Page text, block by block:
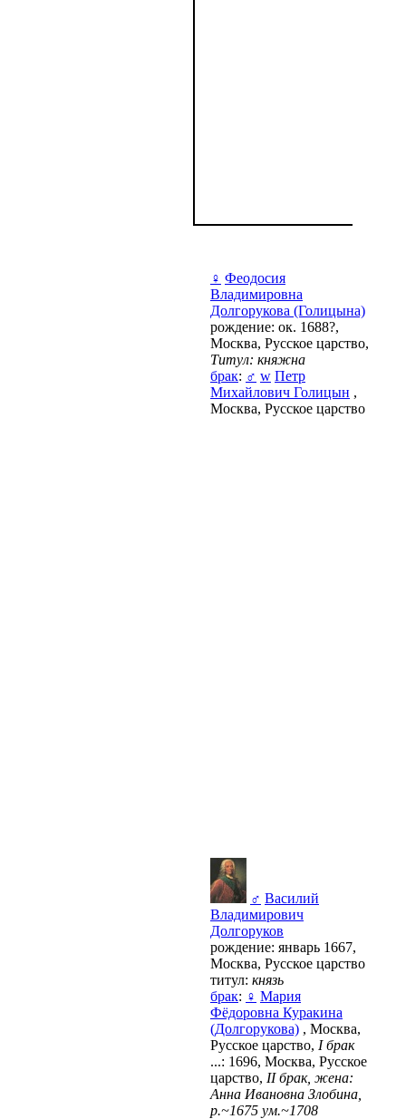
♀ Феодосия
Владимировна
Долгорукова (Голицына)
рождение: ок. 1688?,
Москва, Русское царство,
Титул: княжна
брак: ♂ w Петр
Михайлович Голицын ,
Москва, Русское царство
♂ Василий
Владимирович
Долгоруков
рождение: январь 1667,
Москва, Русское царство
титул: князь
брак: ♀ Мария
Фёдоровна Куракина
(Долгорукова) , Москва,
Русское царство, I брак
...: 1696, Москва, Русское
царство, II брак, жена:
Анна Ивановна Злобина,
р.~1675 ум.~1708